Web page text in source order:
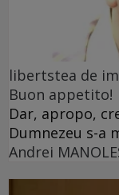
libertstea de
Buon appetito!
Dar, apropo,
Dumnezeu s-a
Andrei